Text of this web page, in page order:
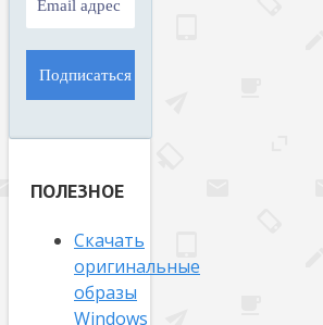
ПОЛЕЗНОЕ
Скачать
оригинальные
образы
Windows